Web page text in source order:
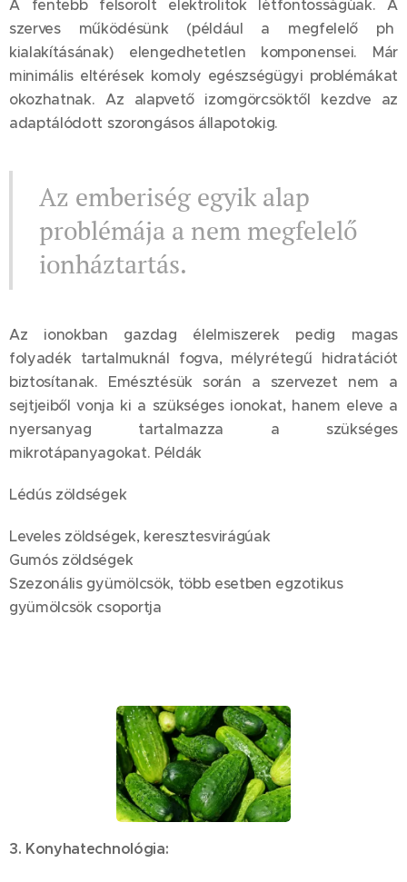
A fentebb felsorolt elektrolitok létfontosságúak. A
szerves működésünk (például a megfelelő ph
kialakításának) elengedhetetlen komponensei. Már
minimális eltérések komoly egészségügyi problémákat
okozhatnak. Az alapvető izomgörcsöktől kezdve az
adaptálódott szorongásos állapotokig.
Az emberiség egyik alap
problémája a nem megfelelő
ionháztartás.
Az ionokban gazdag élelmiszerek pedig magas
folyadék tartalmuknál fogva, mélyrétegű hidratációt
biztosítanak. Emésztésük során a szervezet nem a
sejtjeiből vonja ki a szükséges ionokat, hanem eleve a
nyersanyag tartalmazza a szükséges
mikrotápanyagokat. Példák
Lédús zöldségek
Leveles zöldségek, keresztesvirágúak
Gumós zöldségek
Szezonális gyümölcsök, több esetben egzotikus
gyümölcsök csoportja
3. Konyhatechnológia: